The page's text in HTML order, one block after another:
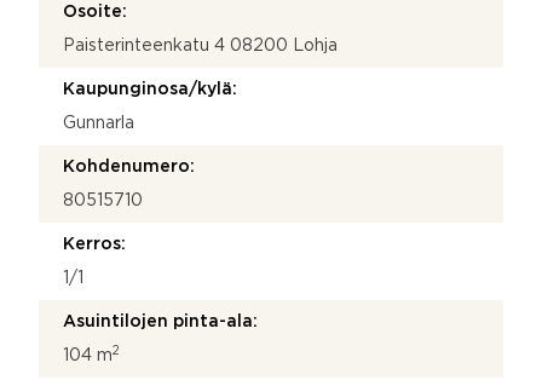
Osoite:
Paisterinteenkatu 4 08200 Lohja
Kaupunginosa/kylä:
Gunnarla
Kohdenumero:
80515710
Kerros:
1/1
Asuintilojen pinta-ala:
104 m2